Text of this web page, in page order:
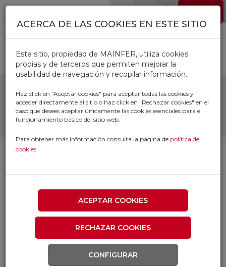
Pasar al contenido principal
DISCO NORZON QUICK
CUT
NORTON
ACERCA DE LAS COOKIES EN ESTE SITIO
Este sitio, propiedad de MAINFER, utiliza cookies
propias y de terceros que permiten mejorar la
usabilidad de navegación y recopilar información.
Haz click en "Aceptar cookies" para aceptar todas las cookies y
acceder directamente al sitio o haz click en "Rechazar cookies" en el
caso que desees aceptar únicamente las cookies esenciales para el
funcionamiento básico del sitio web.
Para obtener más información consulta la página de política de
cookies
ACEPTAR COOKIES
RECHAZAR COOKIES
CONFIGURAR